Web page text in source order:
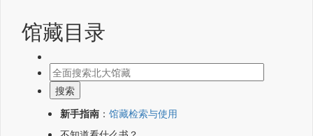
馆藏目录
新手指南 ： 馆藏检索与使用